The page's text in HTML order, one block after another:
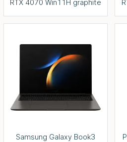
RTX 4070 Win11H graphite
Samsung Galaxy Book3